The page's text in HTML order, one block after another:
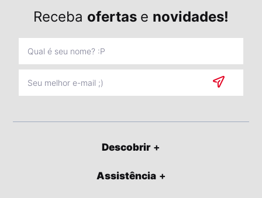
Receba ofertas e novidades!
Descobrir
Assistência